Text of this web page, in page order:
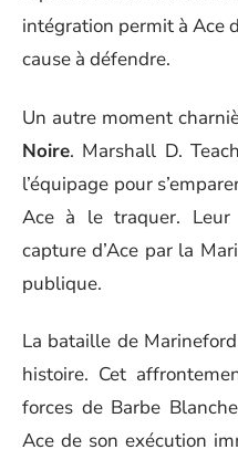
intégration permit à Ace
cause à défendre.
Un autre moment
Noire. Marshall D.
l’équipage pour
Ace à le traquer.
capture d’Ace par la
publique.
La bataille de
histoire. Cet
forces de Barbe
Ace de son exécution